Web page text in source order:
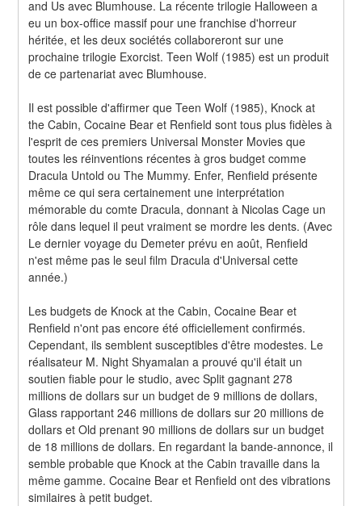
and Us avec Blumhouse. La récente trilogie Halloween a
eu un box-office massif pour une franchise d'horreur
héritée, et les deux sociétés collaboreront sur une
prochaine trilogie Exorcist. Teen Wolf (1985) est un produit
de ce partenariat avec Blumhouse.
Il est possible d'affirmer que Teen Wolf (1985), Knock at
the Cabin, Cocaine Bear et Renfield sont tous plus fidèles à
l'esprit de ces premiers Universal Monster Movies que
toutes les réinventions récentes à gros budget comme
Dracula Untold ou The Mummy. Enfer, Renfield présente
même ce qui sera certainement une interprétation
mémorable du comte Dracula, donnant à Nicolas Cage un
rôle dans lequel il peut vraiment se mordre les dents. (Avec
Le dernier voyage du Demeter prévu en août, Renfield
n'est même pas le seul film Dracula d'Universal cette
année.)
Les budgets de Knock at the Cabin, Cocaine Bear et
Renfield n'ont pas encore été officiellement confirmés.
Cependant, ils semblent susceptibles d'être modestes. Le
réalisateur M. Night Shyamalan a prouvé qu'il était un
soutien fiable pour le studio, avec Split gagnant 278
millions de dollars sur un budget de 9 millions de dollars,
Glass rapportant 246 millions de dollars sur 20 millions de
dollars et Old prenant 90 millions de dollars sur un budget
de 18 millions de dollars. En regardant la bande-annonce, il
semble probable que Knock at the Cabin travaille dans la
même gamme. Cocaine Bear et Renfield ont des vibrations
similaires à petit budget.